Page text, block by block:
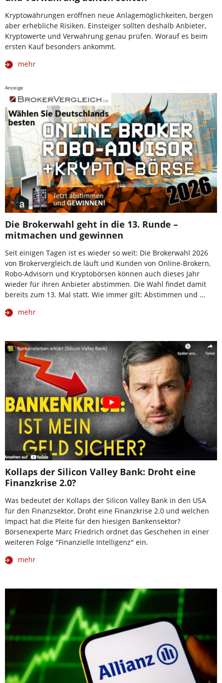
Kryptowährungen eröffnen neue Anlagemöglichkeiten, bergen
aber erhebliche Risiken. Einsteiger sollten deshalb Anbieter,
Kryptowerte und Verwahrung genau prüfen. Worauf es beim
ersten Kauf besonders ankommt.
mehr
Anzeige
Die Brokerwahl geht in die 13. Runde –
mitmachen und gewinnen
Seit einigen Tagen ist es wieder so weit: Die Brokerwahl 2026
von Brokervergleich.de läuft und Kunden von Online-Brokern,
Robo-Advisorn und Kryptobörsen können auch dieses Jahr
wieder für ihren Anbieter abstimmen. Die Wahl findet damit
bereits zum 13. Mal statt. Wie immer gilt: Abstimmen und …
mehr
Kollaps der Silicon Valley Bank: Droht eine
Finanzkrise 2.0?
Was bedeutet der Kollaps der Silicon Valley Bank in den USA
für den Finanzsektor, Droht eine Finanzkrise 2.0 und welchen
Impact hat die Pleite für den hiesigen Bankensektor?
Börsenexperte Marc Friedrich ordnet das Geschehen in einer
weiteren Folge "Finanzielle Intelligenz" ein.
mehr